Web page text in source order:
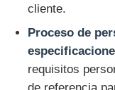
cliente.
Proceso de
requisitos